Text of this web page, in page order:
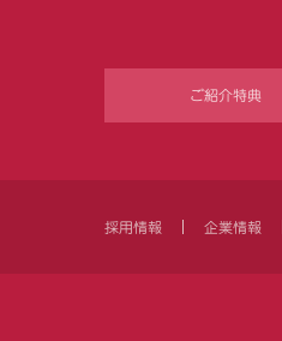
ご紹介特典
採用情報 企業情報